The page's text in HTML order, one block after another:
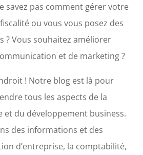
savez pas comment gérer votre
ou vous vous posez des
? Vous souhaitez améliorer
et de marketing ?
! Notre blog est là pour
tous les aspects de la
et du développement business.
des informations et des
d’entreprise, la comptabilité,